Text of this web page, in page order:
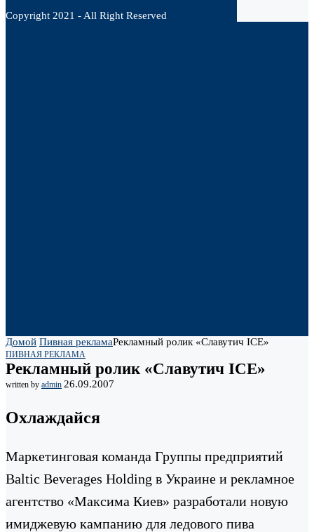
Copyright 2021 - All Right Reserved
Домой Пивная рекламаРекламный ролик «Славутич ICE»
ПИВНАЯ РЕКЛАМА
Рекламный ролик «Славутич ICE»
written by admin 26.09.2007
Охлаждайся
Маркетинговая команда Группы предприятий
Вaltic Beverages Holding в Украине и рекламное
агентство «Максима Киев» разработали новую
имиджевую кампанию для ледового пива